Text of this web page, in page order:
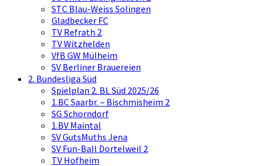
STC Blau-Weiss Solingen
Gladbecker FC
TV Refrath 2
TV Witzhelden
VfB GW Mülheim
SV Berliner Brauereien
2. Bundesliga Süd
Spielplan 2. BL Süd 2025/26
1.BC Saarbr. – Bischmisheim 2
SG Schorndorf
1.BV Maintal
SV GutsMuths Jena
SV Fun-Ball Dortelweil 2
TV Hofheim